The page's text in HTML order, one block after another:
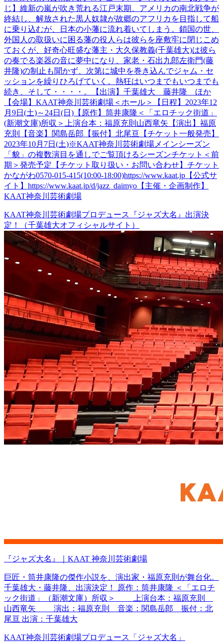
じ】維新の嵐が吹き荒れる江戸末期、アメリカの南北戦争が
終結し、解放された黒人奴隷が故郷のアフリカを目指して船
に乗り込むが、日本の小藩に流れ着いてしまう。鎖国の世、
外国人の取扱いに困る藩の役人らは彼らを座敷牢に閉じこめ
ておくが、好奇心旺盛な藩主・大久保教義(千葉雄大)は彼ら
の奏でる楽器の音に夢中になり、家老・石出九郎左衛門(藤
井隆)の制止も聞かず、次第に城中を巻き込んでジャム・セ
ッションを繰りひろげていく。熱狂はいつまでもいつまでも
続き、そして・・・・。【出演】千葉雄大 藤井隆 ほか
【会場】KAAT神奈川芸術劇場＜ホール＞【日程】2023年12
月9日(土)～24日(日)【原作】筒井康隆＜「エロチック街道」
(新潮文庫)所収＞上演台本：福原充則山西竜矢【演出】福原
充則【音楽】関島岳郎【振付】北尾亘【チケット一般発売】
2023年10月7日(土)※KAAT神奈川芸術劇場メインシーズン
「貌」の複数演目を通しでご覧頂けるシーズンチケット＜前
期＞発売予定【チケット取り扱い・お問い合わせ】チケット
かながわ0570-015-415(10:00-18:00)https://www.kaat.jp【公式サ
イト】https://www.kaat.jp/d/jazz_daimyo【主催・企画制作】
KAAT神奈川芸術劇場
KAAT神奈川芸術劇場プロデュース『ジャズ大名』出演決
定！（千葉雄大オフィシャルサイト）
『ジャズ大名』｜KAAT 神奈川芸術劇場
巨匠・筒井康隆の傑作小説を、演出家・福原充則が舞台化。
千葉雄大・藤井隆、出演決定！ 原作：筒井康隆 ＜「エロチ
ック街道」（新潮文庫）所収＞ 上演台本：福原充則
山西竜矢 演出：福原充則 音楽：関島岳郎 振付：北
尾亘 出演：千葉雄大
KAAT神奈川芸術劇場プロデュース「ジャズ大名」